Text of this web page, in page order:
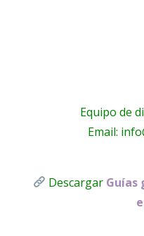
Equipo de
Email:
Descargar Guías